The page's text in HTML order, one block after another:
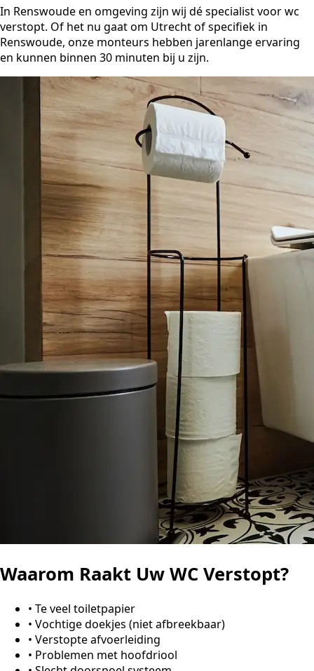
In Renswoude en omgeving zijn wij dé specialist voor wc
verstopt. Of het nu gaat om Utrecht of specifiek in
Renswoude, onze monteurs hebben jarenlange ervaring
en kunnen binnen 30 minuten bij u zijn.
Waarom Raakt Uw WC Verstopt?
• Te veel toiletpapier
• Vochtige doekjes (niet afbreekbaar)
• Verstopte afvoerleiding
• Problemen met hoofdriool